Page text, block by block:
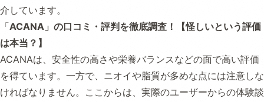
介しています。
「ACANA」の口コミ・評判を徹底調査！【怪しいという評価
は本当？】
ACANAは、安全性の高さや栄養バランスなどの面で高い評価
を得ています。一方で、ニオイや脂質が多めな点には注意しな
ければなりません。ここからは、実際のユーザーからの体験談